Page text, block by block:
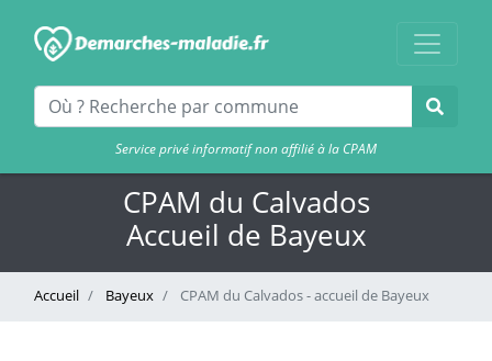
Service privé informatif non affilié à la CPAM
CPAM du Calvados
Accueil de Bayeux
Accueil Bayeux CPAM du Calvados - accueil de Bayeux